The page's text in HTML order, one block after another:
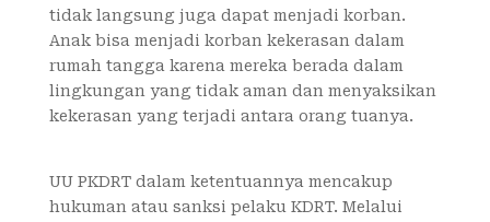
tidak langsung juga dapat menjadi korban.
Anak bisa menjadi korban kekerasan dalam
rumah tangga karena mereka berada dalam
lingkungan yang tidak aman dan menyaksikan
kekerasan yang terjadi antara orang tuanya.
UU PKDRT dalam ketentuannya mencakup
hukuman atau sanksi pelaku KDRT. Melalui